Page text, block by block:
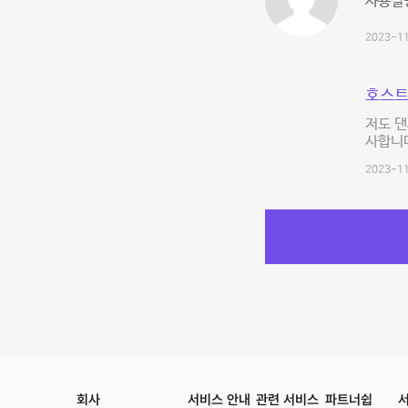
2023-
호스
저도
사합니
2023-
회사 서비스 안내 관련 서비스 파트너쉽